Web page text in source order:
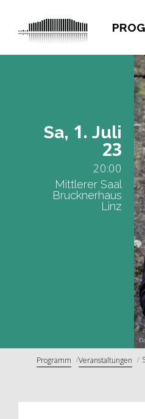
Sa, 1. Juli
23
20:00
Mittlerer Saal
Brucknerhaus
Linz
Programm Veranstaltungen